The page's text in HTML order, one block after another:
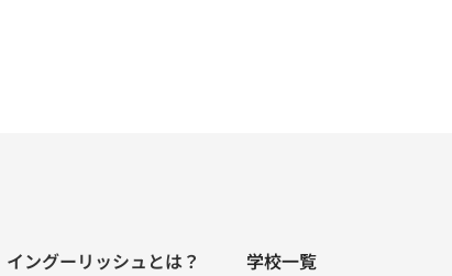
イングーリッシュとは？ 学校一覧